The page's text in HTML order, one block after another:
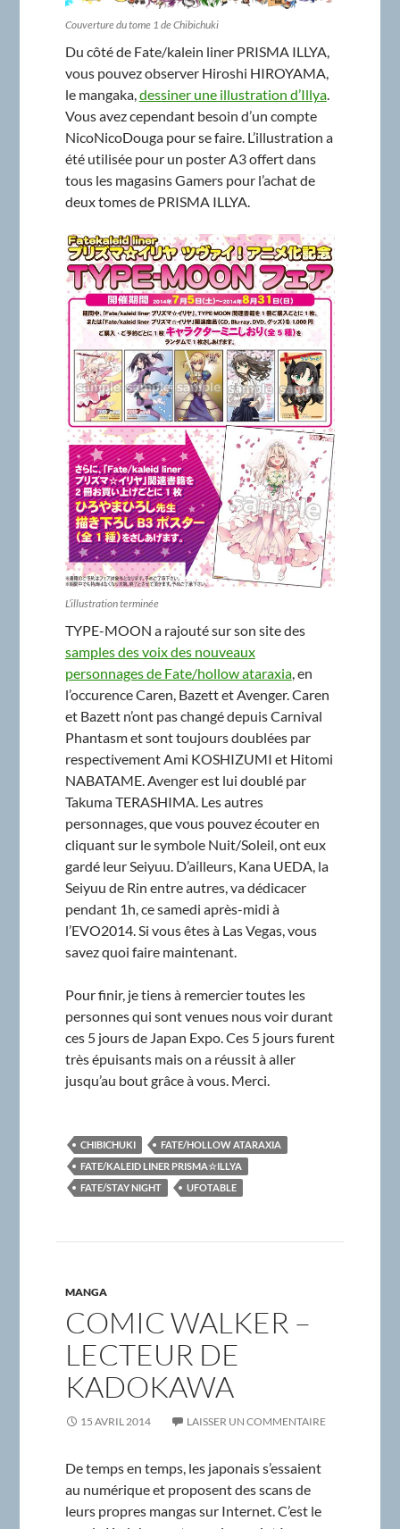
Couverture du tome 1 de Chibichuki
Du côté de Fate/kalein liner PRISMA ILLYA,
vous pouvez observer Hiroshi HIROYAMA,
le mangaka,dessiner une illustration d’Illya.
Vous avez cependant besoin d’un compte
NicoNicoDouga pour se faire. L’illustration a
été utilisée pour un poster A3 offert dans
tous les magasins Gamers pour l’achat de
deux tomes de PRISMA ILLYA.
L’illustration terminée
TYPE-MOON a rajouté sur son site des
samples des voix des nouveaux
personnages de Fate/hollow ataraxia, en
l’occurence Caren, Bazett et Avenger. Caren
et Bazett n’ont pas changé depuis Carnival
Phantasm et sont toujours doublées par
respectivement Ami KOSHIZUMI et Hitomi
NABATAME. Avenger est lui doublé par
Takuma TERASHIMA. Les autres
personnages, que vous pouvez écouter en
cliquant sur le symbole Nuit/Soleil, ont eux
gardé leur Seiyuu. D’ailleurs, Kana UEDA, la
Seiyuu de Rin entre autres, va dédicacer
pendant 1h, ce samedi après-midi à
l’EVO2014. Si vous êtes à Las Vegas, vous
savez quoi faire maintenant.
Pour finir, je tiens à remercier toutes les
personnes qui sont venues nous voir durant
ces 5 jours de Japan Expo. Ces 5 jours furent
très épuisants mais on a réussit à aller
jusqu’au bout grâce à vous. Merci.
CHIBICHUKI
FATE/HOLLOW ATARAXIA
FATE/KALEID LINER PRISMA☆ILLYA
FATE/STAY NIGHT
UFOTABLE
MANGA
COMIC WALKER –
LECTEUR DE
KADOKAWA
15 AVRIL 2014 LAISSER UN COMMENTAIRE
De temps en temps, les japonais s’essaient
au numérique et proposent des scans de
leurs propres mangas sur Internet. C’est le